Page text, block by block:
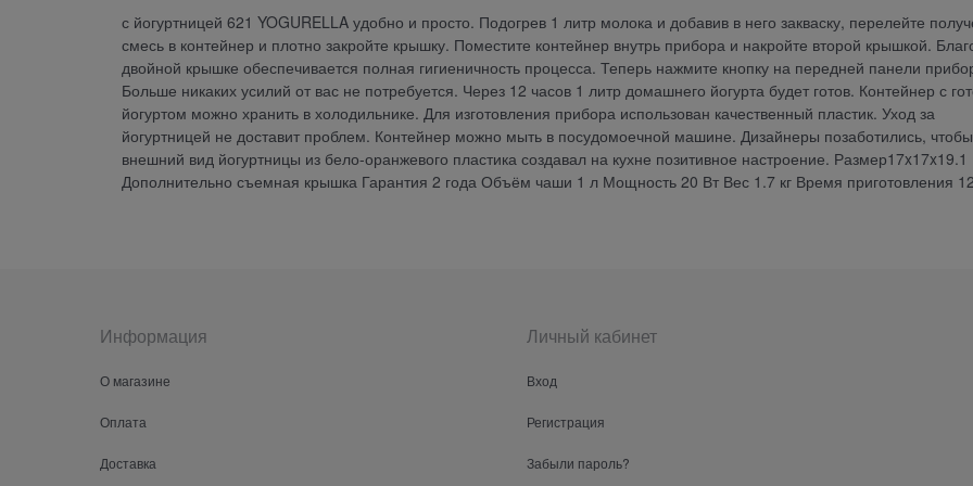
с йогуртницей 621 YOGURELLA удобно и просто. Подогрев 1 литр молока и добавив в него закваску, перелейте
смесь в контейнер и плотно закройте крышку. Поместите контейнер внутрь прибора и накройте второй крышкой.
двойной крышке обеспечивается полная гигиеничность процесса. Теперь нажмите кнопку на передней панели
Больше никаких усилий от вас не потребуется. Через 12 часов 1 литр домашнего йогурта будет готов. Контейнер с
йогуртом можно хранить в холодильнике. Для изготовления прибора использован качественный пластик. Уход за
йогуртницей не доставит проблем. Контейнер можно мыть в посудомоечной машине. Дизайнеры позаботились, чтобы
внешний вид йогуртницы из бело-оранжевого пластика создавал на кухне позитивное настроение. Размер17x17x19.1
Дополнительно съемная крышка Гарантия 2 года Объём чаши 1 л Мощность 20 Вт Вес 1.7 кг Время приготовления
Информация
О магазине
Оплата
Доставка
Личный кабинет
Вход
Регистрация
Забыли пароль?